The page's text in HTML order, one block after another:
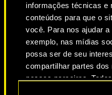
informações técnicas e
conteúdos para que o
você. Para nos ajudar
exemplo, nas mídias
possa ser de seu
compartilhar partes
nossos parceiros.
Todos
Quando você
cabeça, não
alcançar seus
São essas